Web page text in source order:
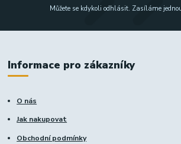
Můžete se kdykoli odhlásit. Zasíláme
Informace pro zákazníky
O nás
Jak nakupovat
Obchodní podmínky